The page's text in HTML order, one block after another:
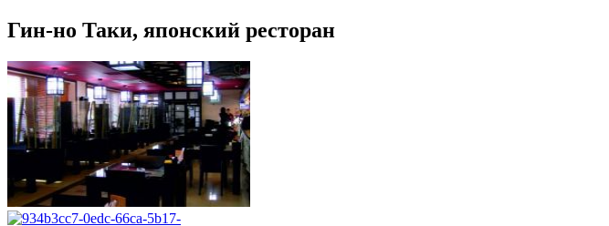
Гин-но Таки, японский ресторан